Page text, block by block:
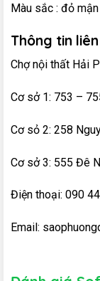
Màu sắc : đỏ mận
Thông tin
Chợ nội thất Hải
Cơ sở 1: 753 –
Cơ sỏ 2: 258
Cơ sở 3: 555 Đê
Điện thoại: 090
Email: